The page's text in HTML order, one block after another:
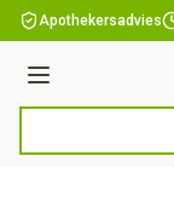
Ga naar de inhoud
Apothekersadvies
Menu